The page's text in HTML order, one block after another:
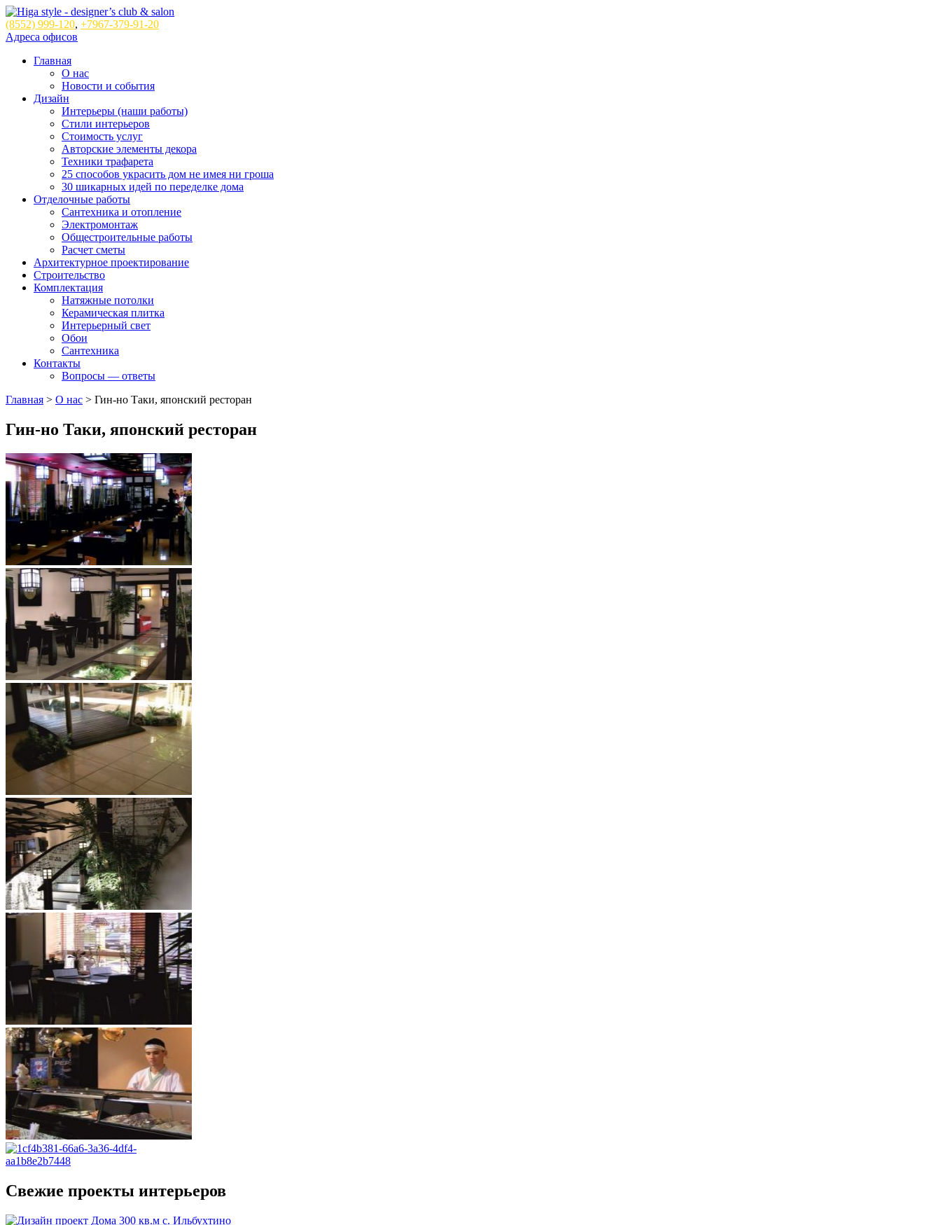
(8552) 999-120, +7967-379-91-20
Адреса офисов
Главная
О нас
Новости и события
Дизайн
Интерьеры (наши работы)
Стили интерьеров
Стоимость услуг
Авторские элементы декора
Техники трафарета
25 способов украсить дом не имея ни гроша
30 шикарных идей по переделке дома
Отделочные работы
Сантехника и отопление
Электромонтаж
Общестроительные работы
Расчет сметы
Архитектурное проектирование
Строительство
Комплектация
Натяжные потолки
Керамическая плитка
Интерьерный свет
Обои
Сантехника
Контакты
Вопросы — ответы
Главная > О нас > Гин-но Таки, японский ресторан
Гин-но Таки, японский ресторан
Свежие проекты интерьеров